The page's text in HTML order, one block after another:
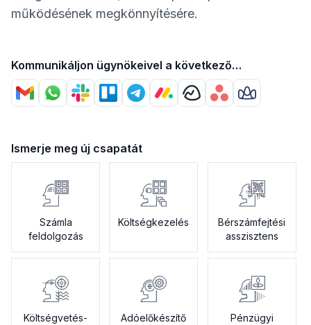
működésének megkönnyítésére.
Kommunikáljon ügynökeivel a következő
segítségével
Ismerje meg új csapatát
Számla
feldolgozás
Költségkezelés
Bérszámfejtési
asszisztens
Költségvetés-
Adóelőkészítő
Pénzügyi